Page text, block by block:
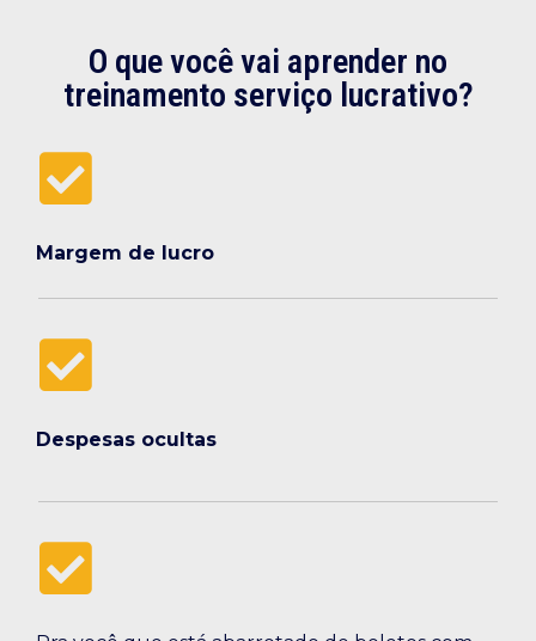
O que você vai aprender no
treinamento serviço lucrativo?
Margem de lucro
Despesas ocultas